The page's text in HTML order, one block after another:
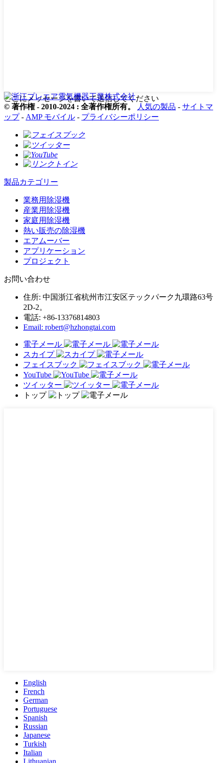
ここにメッセージを書いて送信してください
© 著作権 - 2010-2024 : 全著作権所有。
人気の製品 - サイトマ
ップ- AMP モバイル - プライバシーポリシー
製品カテゴリー
業務用除湿機
産業用除湿機
家庭用除湿機
熱い販売の除湿機
エアムーバー
アプリケーション
プロジェクト
お問い合わせ
住所: 中国浙江省杭州市江安区テックパーク九環路63号
2D-2。
電話: +86-13376814803
Email: robert@hzhongtai.com
電子メール
スカイプ
フェイスブック
YouTube
ツイッター
トップ
English
French
German
Portuguese
Spanish
Russian
Japanese
Turkish
Italian